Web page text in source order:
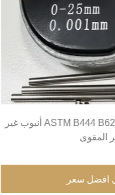
ASTM B444 B622 B165 B423 B407 B729 أنبوب غير
المقوى
افضل سعر